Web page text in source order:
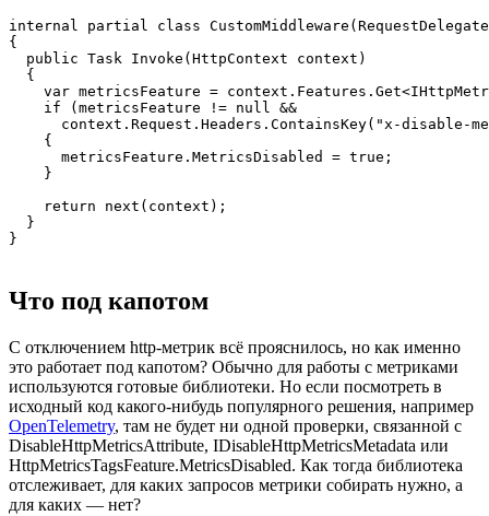
internal partial class
{
  public Task Invoke(HttpContext context)
  {
var metricsFeature =
    if (metricsFeature != null &&
context.Request.Headers.ContainsKey("x-disable-
    {
      metricsFeature.MetricsDisabled = true;
    }
    return next(context);
  }
}
Что под капотом
С отключением http-метрик всё прояснилось, но как именно
это работает под капотом? Обычно для работы с метриками
используются готовые библиотеки. Но если посмотреть в
исходный код какого-нибудь популярного решения, например
OpenTelemetry, там не будет ни одной проверки, связанной с
DisableHttpMetricsAttribute, IDisableHttpMetricsMetadata или
HttpMetricsTagsFeature.MetricsDisabled. Как тогда библиотека
отслеживает, для каких запросов метрики собирать нужно, а
для каких — нет?